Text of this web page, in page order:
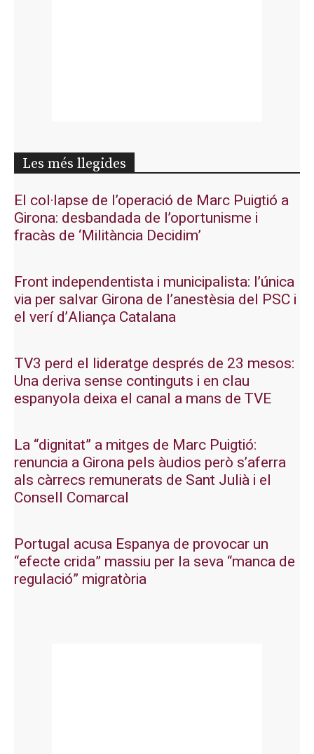
Les més llegides
El col·lapse de l’operació de Marc Puigtió a
Girona: desbandada de l’oportunisme i
fracàs de ‘Militància Decidim’
Front independentista i municipalista: l’única
via per salvar Girona de l’anestèsia del PSC i
el verí d’Aliança Catalana
TV3 perd el lideratge després de 23 mesos:
Una deriva sense continguts i en clau
espanyola deixa el canal a mans de TVE
La “dignitat” a mitges de Marc Puigtió:
renuncia a Girona pels àudios però s’aferra
als càrrecs remunerats de Sant Julià i el
Consell Comarcal
Portugal acusa Espanya de provocar un
“efecte crida” massiu per la seva “manca de
regulació” migratòria